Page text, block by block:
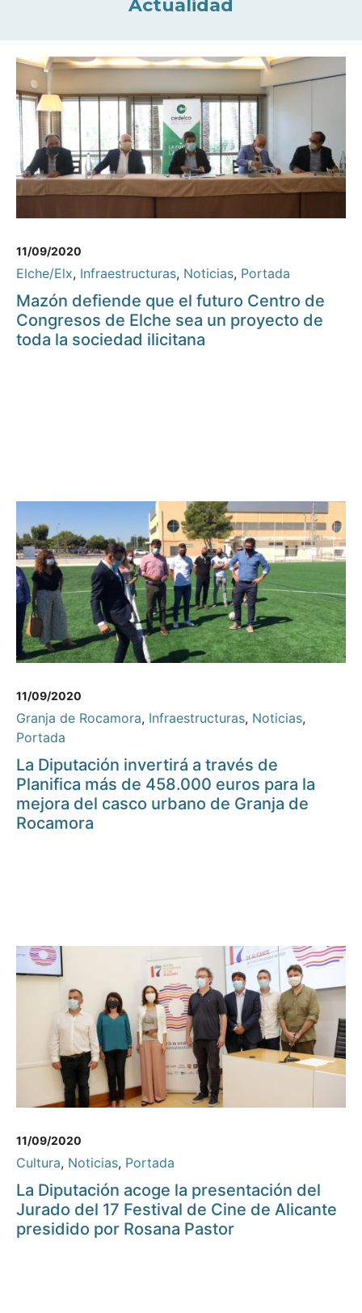
Actualidad
11/09/2020
Elche/Elx, Infraestructuras, Noticias, Portada
Mazón defiende que el futuro Centro de
Congresos de Elche sea un proyecto de
toda la sociedad ilicitana
11/09/2020
Granja de Rocamora, Infraestructuras, Noticias,
Portada
La Diputación invertirá a través de
Planifica más de 458.000 euros para la
mejora del casco urbano de Granja de
Rocamora
11/09/2020
Cultura, Noticias, Portada
La Diputación acoge la presentación del
Jurado del 17 Festival de Cine de Alicante
presidido por Rosana Pastor